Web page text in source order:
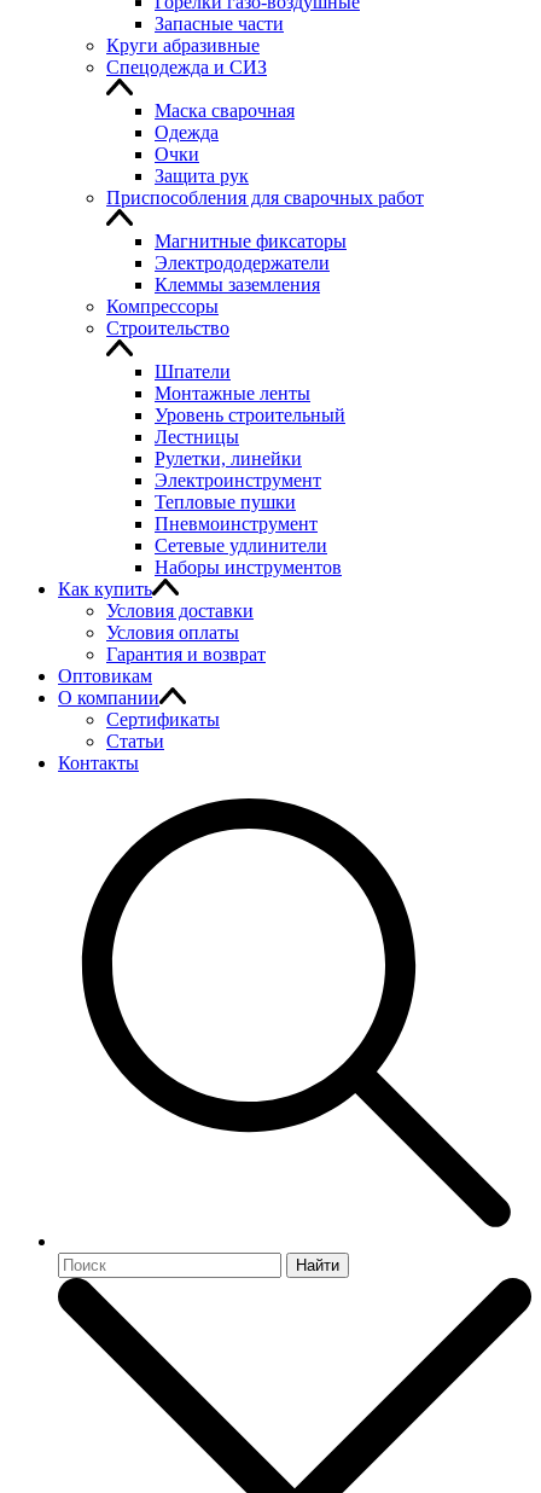
Запасные части
Круги абразивные
Спецодежда и СИЗ
Маска сварочная
Одежда
Очки
Защита рук
Приспособления для сварочных работ
Магнитные фиксаторы
Электрододержатели
Клеммы заземления
Компрессоры
Строительство
Шпатели
Монтажные ленты
Уровень строительный
Лестницы
Рулетки, линейки
Электроинструмент
Тепловые пушки
Пневмоинструмент
Сетевые удлинители
Наборы инструментов
Как купить
Условия доставки
Условия оплаты
Гарантия и возврат
Оптовикам
О компании
Сертификаты
Статьи
Контакты
Найти